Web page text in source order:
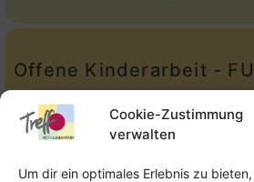
Cookie-Zustimmung
verwalten
Um dir ein optimales Erlebnis zu
Offene Kinderarbeit -
Tel.:Telefon: 09131-610749
E-Mail:oka@treffpunkt-